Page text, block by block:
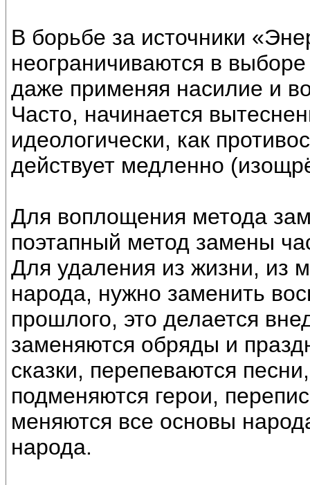
В борьбе за источники
неограничиваются в
даже применяя насилие и
Часто, начинается
идеологически, как
действует медленно
Для воплощения метода
поэтапный метод замены
Для удаления из жизни, из
народа, нужно заменить
прошлого, это делается
заменяются обряды и
сказки, перепеваются
подменяются герои,
меняются все основы
народа.